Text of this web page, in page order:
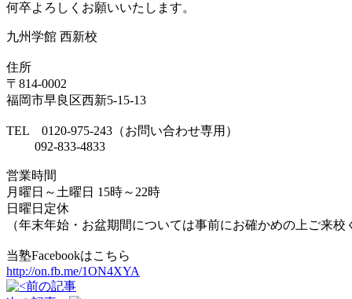
何卒よろしくお願いいたします。
九州学館 西新校
住所
〒814-0002
福岡市早良区西新5-15-13
TEL 0120-975-243（お問い合わせ専用）
092-833-4833
営業時間
月曜日～土曜日 15時～22時
日曜日定休
（年末年始・お盆期間については事前にお確かめの上ご来校
当塾Facebookはこちら
http://on.fb.me/1ON4XYA
前の記事